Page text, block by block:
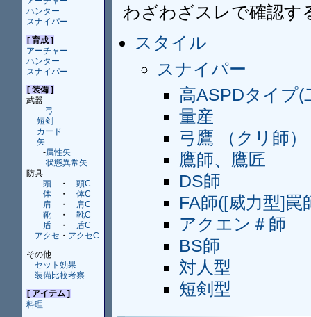
ハンター
スナイパー
[ 育成 ]
アーチャー
ハンター
スナイパー
[ 装備 ]
武器
弓
短剣
カード
矢
-属性矢
-状態異常矢
防具
頭
・
頭C
体
・
体C
肩
・
肩C
靴
・
靴C
盾
・
盾C
アクセ ・ アクセC
その他
セット効果
装備比較考察
[ アイテム ]
料理
わざわざスレで確認す
スタイル
スナイパー
高ASPDタイプ(
量産
弓鷹 （クリ師）
鷹師、鷹匠
DS師
FA師([威力型]罠
アクエン＃師
BS師
対人型
短剣型